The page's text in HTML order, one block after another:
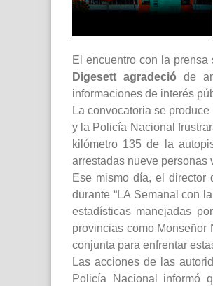
El encuentro con la
Digesett agradeció de
informaciones de interés
La convocatoria se
y la Policía Nacional
kilómetro 135 de la
arrestadas nueve
Ese mismo día, el director
durante “LA Semanal con
estadísticas manejadas
provincias como Monseñor
conjunta para enfrentar
Las acciones de las
Policía Nacional informó